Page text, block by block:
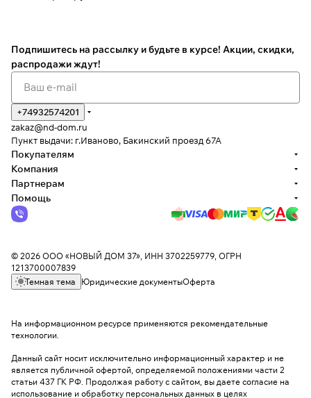
Подпишитесь на рассылку и будьте в курсе! Акции, скидки,
распродажи ждут!
+74932574201
zakaz@nd-dom.ru
Пункт выдачи: г.Иваново, Бакинский проезд 67А
Покупателям
Компания
Партнерам
Помощь
© 2026 ООО «НОВЫЙ ДОМ 37», ИНН 3702259779, ОГРН
1213700007839
Темная тема
Юридические документыОферта
На информационном ресурсе применяются рекомендательные
технологии.
Данный сайт носит исключительно информационный характер и не
является публичной офертой, определяемой положениями части 2
статьи 437 ГК РФ. Продолжая работу с сайтом, вы даете согласие на
использование и обработку персональных данных в целях